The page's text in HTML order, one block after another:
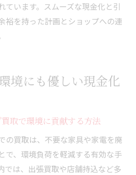
ています。スムーズな現金化と引
裕を持った計画とショップへの連
境にも優しい現金化
取で環境に貢献する方法
の買取は、不要な家具や家電を廃
で、環境負荷を軽減する有効な手
では、出張買取や店舗持込など多